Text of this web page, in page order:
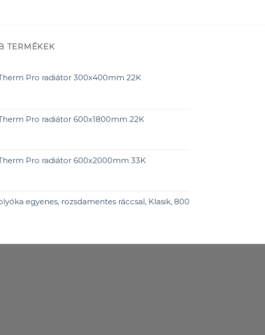
TERMÉKEK
Pro radiátor 300x400mm 22K
Pro radiátor 600x1800mm 22K
Pro radiátor 600x2000mm 33K
egyenes, rozsdamentes ráccsal, Klasik, 800